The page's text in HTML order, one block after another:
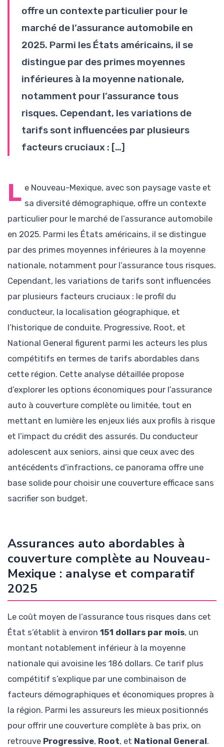
offre un contexte particulier pour le
marché de l’assurance automobile en
2025. Parmi les États américains, il se
distingue par des primes moyennes
inférieures à la moyenne nationale,
notamment pour l’assurance tous
risques. Cependant, les variations de
tarifs sont influencées par plusieurs
facteurs cruciaux : […]
L e Nouveau-Mexique, avec son paysage vaste et
sa diversité démographique, offre un contexte
particulier pour le marché de l’assurance automobile
en 2025. Parmi les États américains, il se distingue
par des primes moyennes inférieures à la moyenne
nationale, notamment pour l’assurance tous risques.
Cependant, les variations de tarifs sont influencées
par plusieurs facteurs cruciaux : le profil du
conducteur, la localisation géographique, et
l’historique de conduite. Progressive, Root, et
National General figurent parmi les acteurs les plus
compétitifs en termes de tarifs abordables dans
cette région. Cette analyse détaillée propose
d’explorer les options économiques pour l’assurance
auto à couverture complète ou limitée, tout en
mettant en lumière les enjeux liés aux profils à risque
et l’impact du crédit des assurés. Du conducteur
adolescent aux seniors, ainsi que ceux avec des
antécédents d’infractions, ce panorama offre une
base solide pour choisir une couverture efficace sans
sacrifier son budget.
Assurances auto abordables à
couverture complète au Nouveau-
Mexique : analyse et comparatif
2025
Le coût moyen de l’assurance tous risques dans cet
État s’établit à environ 151 dollars par mois, un
montant notablement inférieur à la moyenne
nationale qui avoisine les 186 dollars. Ce tarif plus
compétitif s’explique par une combinaison de
facteurs démographiques et économiques propres à
la région. Parmi les assureurs les mieux positionnés
pour offrir une couverture complète à bas prix, on
retrouve Progressive, Root, et National General.